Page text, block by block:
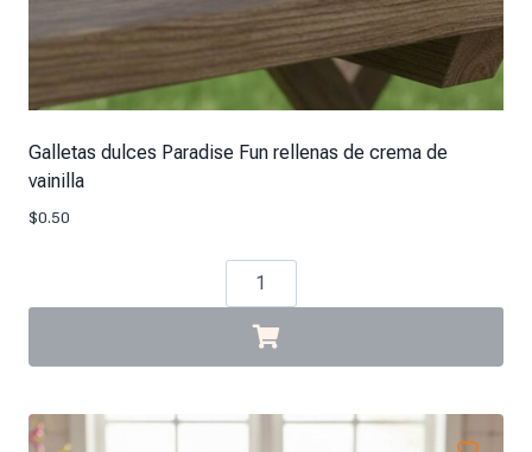
Galletas dulces Paradise Fun rellenas de crema de
vainilla
$0.50